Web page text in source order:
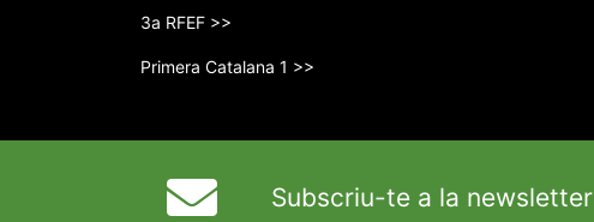
3a RFEF >>
Primera Catalana 1 >>
Subscriu-te a la newsletter